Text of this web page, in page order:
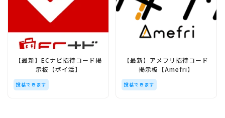
【最新】ECナビ招待コード掲
示板【ポイ活】
投稿できます
【最新】アメフリ招待コード
掲示板【Amefri】
投稿できます